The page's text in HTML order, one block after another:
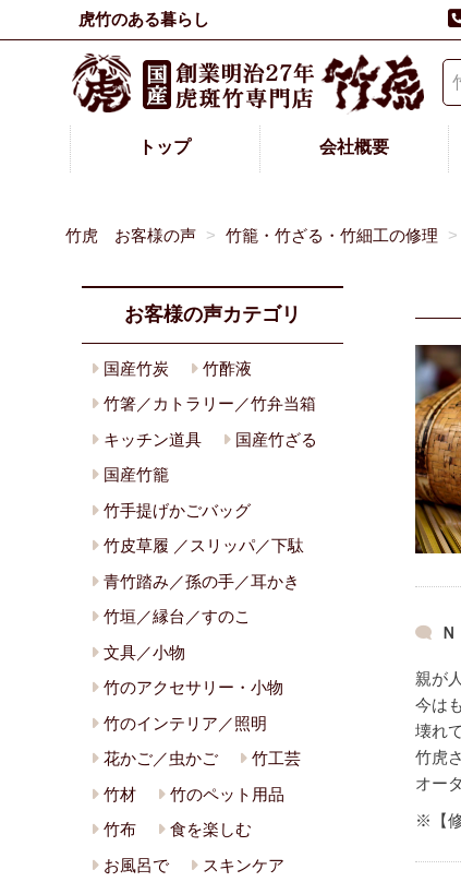
虎竹のある暮らし
トップ 会社概要
竹虎 お客様の声 竹籠・竹ざる・竹細工の修理
親が
今は
壊れ
竹虎
オー
※【
お客様の声カテゴリ
国産竹炭
竹酢液
竹箸／カトラリー／竹弁当箱
キッチン道具
国産竹ざる
国産竹籠
竹手提げかごバッグ
竹皮草履 ／スリッパ／下駄
青竹踏み／孫の手／耳かき
竹垣／縁台／すのこ
文具／小物
竹のアクセサリー・小物
竹のインテリア／照明
花かご／虫かご
竹工芸
竹材
竹のペット用品
竹布
食を楽しむ
お風呂で
スキンケア